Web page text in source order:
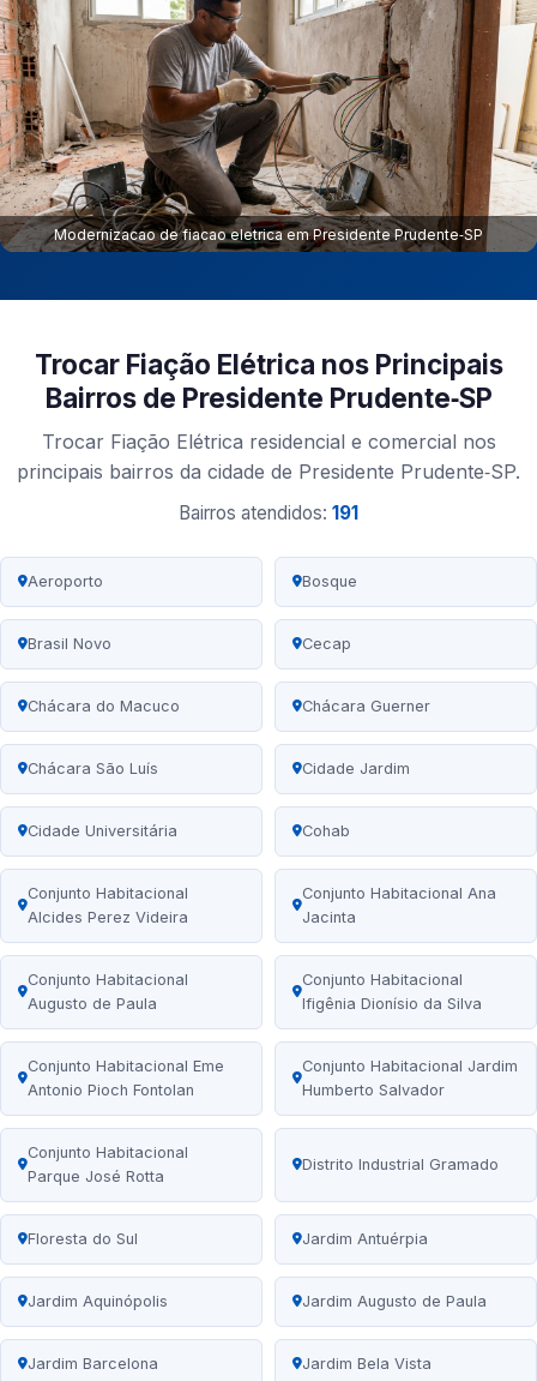
Modernizacao de fiacao eletrica em Presidente Prudente‑SP
Trocar Fiação Elétrica nos Principais
Bairros de Presidente Prudente‑SP
Trocar Fiação Elétrica residencial e comercial nos
principais bairros da cidade de Presidente Prudente‑SP.
Bairros atendidos: 191
Aeroporto Bosque
Brasil Novo Cecap
Chácara do Macuco Chácara Guerner
Chácara São Luís Cidade Jardim
Cidade Universitária Cohab
Conjunto Habitacional
Alcides Perez Videira
Conjunto Habitacional Ana
Jacinta
Conjunto Habitacional
Augusto de Paula
Conjunto Habitacional
Ifigênia Dionísio da Silva
Conjunto Habitacional Eme
Antonio Pioch Fontolan
Conjunto Habitacional Jardim
Humberto Salvador
Conjunto Habitacional
Parque José Rotta
Distrito Industrial Gramado
Floresta do Sul Jardim Antuérpia
Jardim Aquinópolis Jardim Augusto de Paula
Jardim Barcelona Jardim Bela Vista